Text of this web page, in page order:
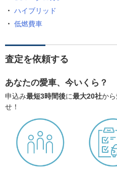
ハイブリッド
低燃費車
査定を依頼する
あなたの愛車、今いくら？
申込み最短3時間後に最大20社か
せ！